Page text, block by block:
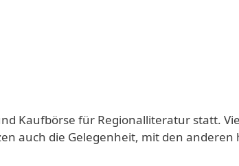
Kaufbörse für Regionalliteratur statt.
auch die Gelegenheit, mit den anderen